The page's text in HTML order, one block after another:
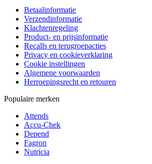
Betaalinformatie
Verzendinformatie
Klachtenregeling
Product- en prijsinformatie
Recalls en terugroepacties
Privacy en cookieverklaring
Cookie instellingen
Algemene voorwaarden
Herroepingsrecht en retouren
Populaire merken
Attends
Accu-Chek
Depend
Fagron
Nutricia